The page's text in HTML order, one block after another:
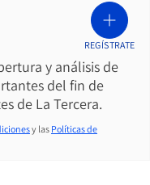
y análisis de
del fin de
de La Tercera.
REGÍSTRATE
y las Políticas de